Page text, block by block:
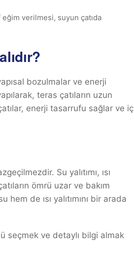
verilmesi, suyun çatıda
yapısal bozulmalar ve enerji
teras çatıların uzun
enerji tasarrufu sağlar ve iç
Su yalıtımı, ısı
ömrü uzar ve bakım
de ısı yalıtımını bir arada
seçmek ve detaylı bilgi almak